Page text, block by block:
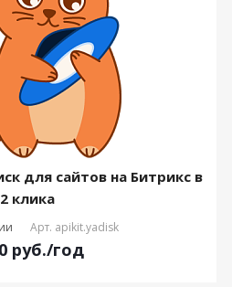
для сайтов на Битрикс в
2 клика
Арт. apikit.yadisk
руб./год